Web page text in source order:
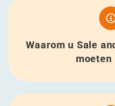
Waarom u Sale
moeten